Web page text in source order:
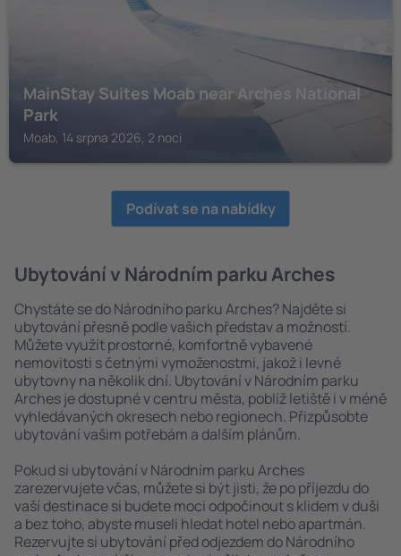
MainStay Suites Moab near Arches National
Park
Moab, 14 srpna 2026, 2 noci
Podívat se na nabídky
Ubytování v Národním parku Arches
Chystáte se do Národního parku Arches? Najděte si
ubytování přesně podle vašich představ a možností.
Můžete využít prostorné, komfortně vybavené
nemovitosti s četnými vymoženostmi, jakož i levné
ubytovny na několik dní. Ubytování v Národním parku
Arches je dostupné v centru města, poblíž letiště i v méně
vyhledávaných okresech nebo regionech. Přizpůsobte
ubytování vašim potřebám a dalším plánům.
Pokud si ubytování v Národním parku Arches
zarezervujete včas, můžete si být jisti, že po příjezdu do
vaší destinace si budete moci odpočinout s klidem v duši
a bez toho, abyste museli hledat hotel nebo apartmán.
Rezervujte si ubytování před odjezdem do Národního